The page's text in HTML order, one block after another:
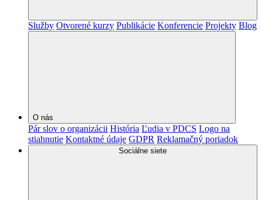
Služby Otvorené kurzy Publikácie Konferencie Projekty Blog
O nás
Pár slov o organizácii História Ľudia v PDCS Logo na
stiahnutie Kontaktné údaje GDPR Reklamačný poriadok
Sociálne siete